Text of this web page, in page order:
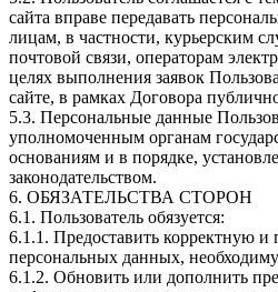
сайта вправе передавать
лицам, в частности, курьерским
почтовой связи, операторам
целях выполнения заявок
сайте, в рамках Договора
5.3. Персональные данные
уполномоченным органам
основаниям и в порядке,
законодательством.
6. ОБЯЗАТЕЛЬСТВА СТОРОН
6.1. Пользователь обязуется:
6.1.1. Предоставить корректную
персональных данных,
6.1.2. Обновить или дополнить